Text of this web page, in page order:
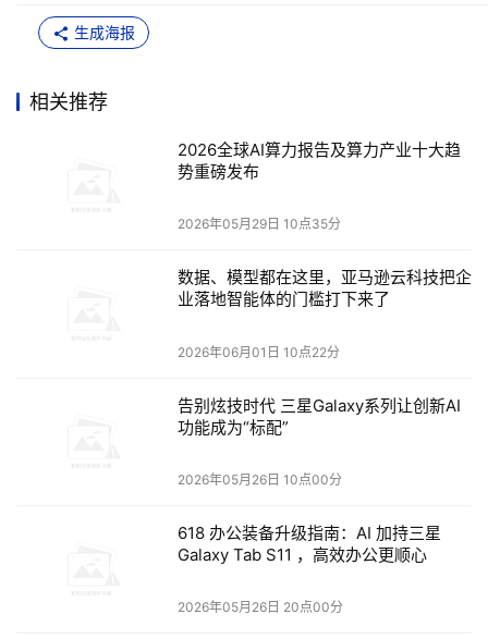
量，基于这些在向量数据库里进行检索，最后根据检索到的
内容生成答复。
在生成答复的时候，召回率和准确率是非常关键的指标。召
回率看的是，在所有“真正相关”的文档中，有多少被检索到
了。而准确率Precision看的是，在所有被检索出来的文档
大模型的效果受到太多因素或环节的影响。比如，负责把文
本转换成向量的Embedding模型的选择，切分文档的大
小，检索数据的处理等等都会影响最后生成的结果。
在英特尔专家看来，做大模型开发，直接从智能体开始或许
不是最优选。数据基础上的微小差异，最终效果可能会差出
大模型本身的表现，则会创造更多不可替代的价值。
快速上手，在云上构建企业级RAG开发环境
目前，国内外多家大型企业都基于大语言模型和RAG技术构
生成海报
相关推荐
2026全球AI算力报告及算力产业十大趋
势重磅发布
2026年05月29日 10点35分
数据、模型都在这里，亚马逊云科技把企
业落地智能体的门槛打下来了
2026年06月01日 10点22分
告别炫技时代 三星Galaxy系列让创新AI
功能成为“标配”
2026年05月26日 10点00分
618 办公装备升级指南：AI 加持三星
Galaxy Tab S11 ，高效办公更顺心
2026年05月26日 20点00分